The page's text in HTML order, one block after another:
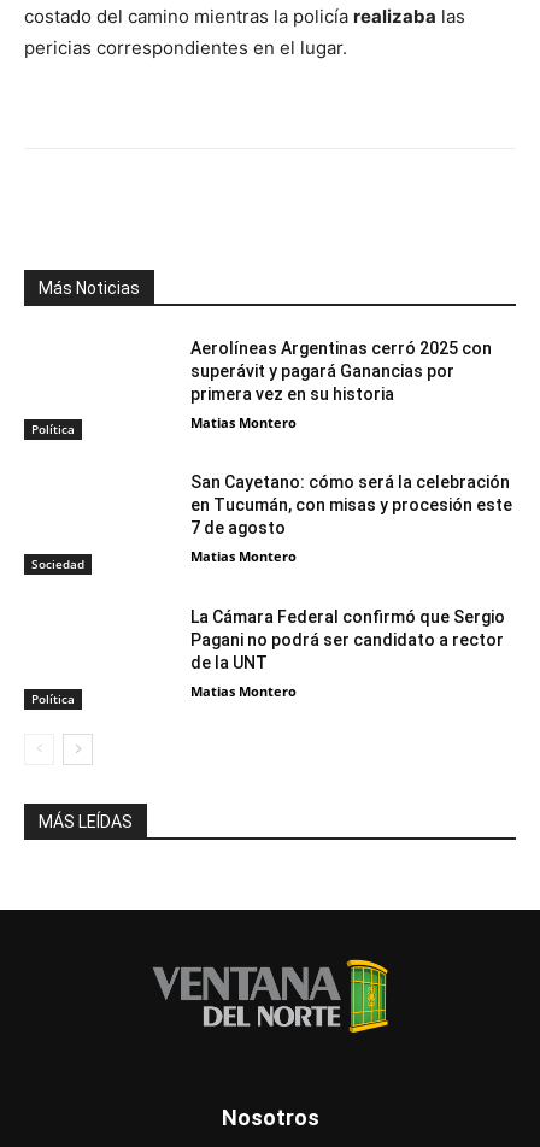
costado del camino mientras la policía realizaba las
pericias correspondientes en el lugar.
Más Noticias
Política
Aerolíneas Argentinas cerró 2025 con
superávit y pagará Ganancias por
primera vez en su historia
Matias Montero
Sociedad
San Cayetano: cómo será la celebración
en Tucumán, con misas y procesión este
7 de agosto
Matias Montero
Política
La Cámara Federal confirmó que Sergio
Pagani no podrá ser candidato a rector
de la UNT
Matias Montero
MÁS LEÍDAS
Nosotros